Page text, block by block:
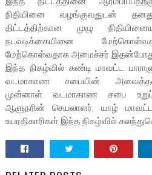
நிதியினை வழங்குவதுடன்
திட்டத்திற்கான முழு
நடவடிக்கையினை
மேற்கொள்வதாக அமைச்சர் இதன்போது
இந்த நிகழ்வில் கண்டி மாவட்ட
வடமாகாண சபையின்
முன்னாள் வடமாகாண சபை
ஆளுநரின் செயலாளர், யாழ்
உயரதிகாரிகள் இந்த நிகழ்வில்